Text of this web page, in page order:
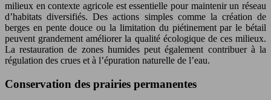
milieux en contexte agricole est essentielle pour maintenir un réseau
d’habitats diversifiés. Des actions simples comme la création de
berges en pente douce ou la limitation du piétinement par le bétail
peuvent grandement améliorer la qualité écologique de ces milieux.
La restauration de zones humides peut également contribuer à la
régulation des crues et à l’épuration naturelle de l’eau.
Conservation des prairies permanentes